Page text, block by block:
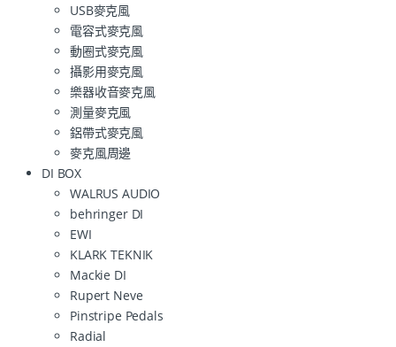
USB麥克風
電容式麥克風
動圈式麥克風
攝影用麥克風
樂器收音麥克風
測量麥克風
鋁帶式麥克風
麥克風周邊
DI BOX
WALRUS AUDIO
behringer DI
EWI
KLARK TEKNIK
Mackie DI
Rupert Neve
Pinstripe Pedals
Radial